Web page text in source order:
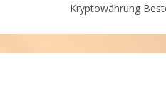
Kryptowährung